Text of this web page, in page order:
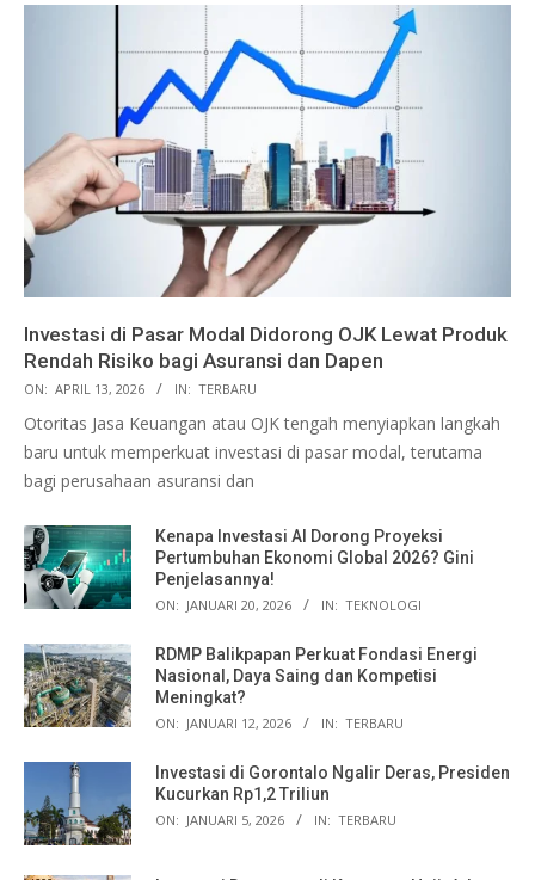
Investasi di Pasar Modal Didorong OJK Lewat Produk
Rendah Risiko bagi Asuransi dan Dapen
ON: APRIL 13, 2026 IN: TERBARU
Otoritas Jasa Keuangan atau OJK tengah menyiapkan langkah
baru untuk memperkuat investasi di pasar modal, terutama
bagi perusahaan asuransi dan
Kenapa Investasi AI Dorong Proyeksi
Pertumbuhan Ekonomi Global 2026? Gini
Penjelasannya!
ON: JANUARI 20, 2026 IN: TEKNOLOGI
RDMP Balikpapan Perkuat Fondasi Energi
Nasional, Daya Saing dan Kompetisi
Meningkat?
ON: JANUARI 12, 2026 IN: TERBARU
Investasi di Gorontalo Ngalir Deras, Presiden
Kucurkan Rp1,2 Triliun
ON: JANUARI 5, 2026 IN: TERBARU